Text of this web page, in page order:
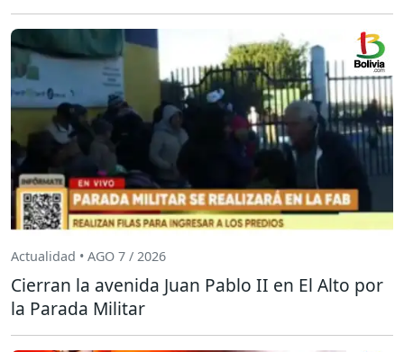
Actualidad • AGO 7 / 2026
Cierran la avenida Juan Pablo II en El Alto por
la Parada Militar